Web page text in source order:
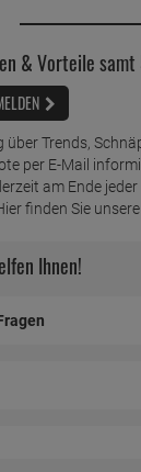
& Vorteile
Trends,
per E-Mail
am Ende
finden Sie unsere
Ihnen!